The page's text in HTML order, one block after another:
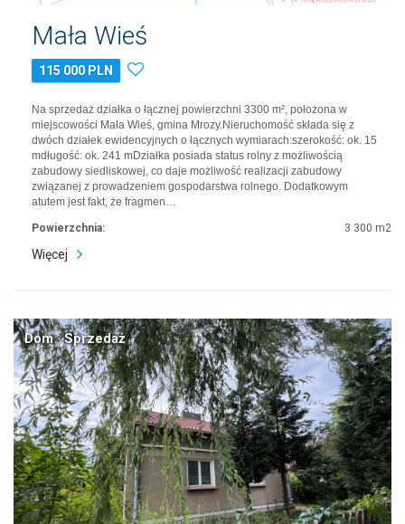
Mała Wieś
115 000 PLN
Na sprzedaż działka o łącznej powierzchni 3300 m², położona w
miejscowości Mała Wieś, gmina Mrozy.Nieruchomość składa się z
dwóch działek ewidencyjnych o łącznych wymiarach:szerokość: ok. 15
mdługość: ok. 241 mDziałka posiada status rolny z możliwością
zabudowy siedliskowej, co daje możliwość realizacji zabudowy
związanej z prowadzeniem gospodarstwa rolnego. Dodatkowym
atutem jest fakt, że fragmen…
Powierzchnia: 3 300 m2
Więcej
Dom · Sprzedaż